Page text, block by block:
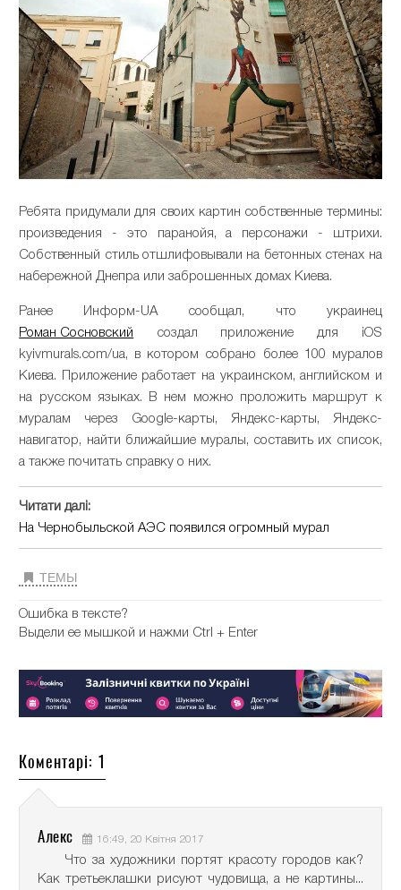
Ребята придумали для своих картин собственные термины:
произведения - это паранойя, а персонажи - штрихи.
Собственный стиль отшлифовывали на бетонных стенах на
набережной Днепра или заброшенных домах Киева.
Ранее Информ-UA cообщал, что украинец
Роман Сосновский создал приложение для iOS
kyivmurals.com/ua, в котором собрано более 100 муралов
Киева. Приложение работает на украинском, английском и
на русском языках. В нем можно проложить маршрут к
муралам через Google-карты, Яндекс-карты, Яндекс-
навигатор, найти ближайшие муралы, составить их список,
а также почитать справку о них.
Читати далі:
На Чернобыльской АЭС появился огромный мурал
ТЕМЫ
Ошибка в тексте?
Выдели ее мышкой и нажми Ctrl + Enter
Коментарі: 1
Алекс 16:49, 20 Квітня 2017
Что за художники портят красоту городов как?
Как третьеклашки рисуют чудовища, а не картины...